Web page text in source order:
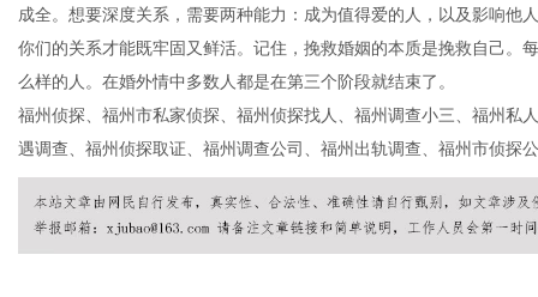
成全。想要深度关系，需要两种能力：成为值得爱的人，以及影响他
你们的关系才能既牢固又鲜活。记住，挽救婚姻的本质是挽救自己。
么样的人。在婚外情中多数人都是在第三个阶段就结束了。
福州侦探
福州市私家侦探 福州侦探找人 福州调查小三
福州私
遇调查
福州侦探取证 福州调查公司 福州出轨调查 福州市侦探